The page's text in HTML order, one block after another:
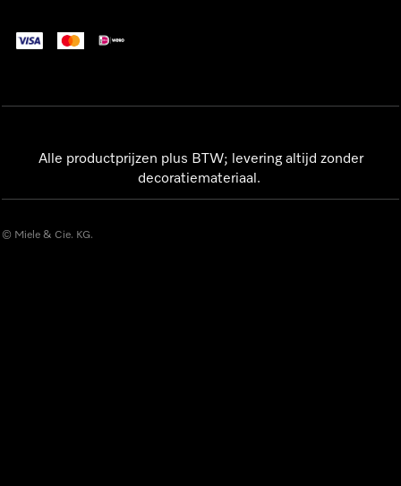
Alle productprijzen plus BTW; levering altijd zonder
decoratiemateriaal.
© Miele & Cie. KG.